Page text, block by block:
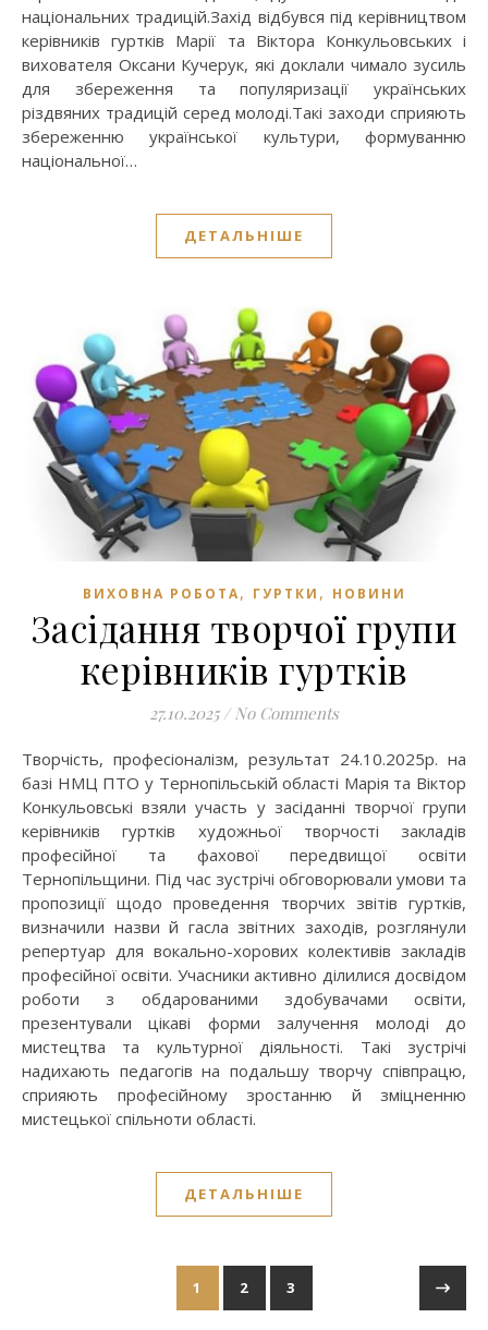
національних традицій.Захід відбувся під керівництвом
керівників гуртків Марії та Віктора Конкульовських і
вихователя Оксани Кучерук, які доклали чимало зусиль
для збереження та популяризації українських
різдвяних традицій серед молоді.Такі заходи сприяють
збереженню української культури, формуванню
національної…
ДЕТАЛЬНІШЕ
ВИХОВНА РОБОТА, ГУРТКИ , НОВИНИ
Засідання творчої групи
керівників гуртків
27.10.2025 / No Comments
Творчість, професіоналізм, результат 24.10.2025р. на
базі НМЦ ПТО у Тернопільській області Марія та Віктор
Конкульовські взяли участь у засіданні творчої групи
керівників гуртків художньої творчості закладів
професійної та фахової передвищої освіти
Тернопільщини. Під час зустрічі обговорювали умови та
пропозиції щодо проведення творчих звітів гуртків,
визначили назви й гасла звітних заходів, розглянули
репертуар для вокально-хорових колективів закладів
професійної освіти. Учасники активно ділилися досвідом
роботи з обдарованими здобувачами освіти,
презентували цікаві форми залучення молоді до
мистецтва та культурної діяльності. Такі зустрічі
надихають педагогів на подальшу творчу співпрацю,
сприяють професійному зростанню й зміцненню
мистецької спільноти області.
ДЕТАЛЬНІШЕ
1 2 3